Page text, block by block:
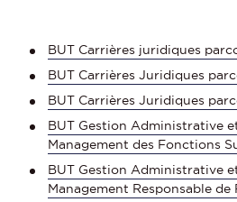
BUT Carrières juridiques
BUT Carrières Juridiques
BUT Carrières Juridiques
BUT Gestion Administrative
Management des Fonctions
BUT Gestion Administrative
Management Responsable